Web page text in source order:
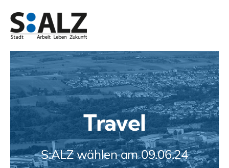
Inhalt
springen
Travel
S:ALZ wählen am 09.06.24